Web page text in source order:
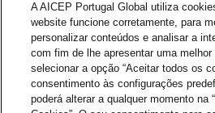
A AICEP Portugal Global utiliza
website funcione corretamente, para
personalizar conteúdos e analisar a
com fim de lhe apresentar uma
selecionar a opção “Aceitar todos os
consentimento às configurações
poderá alterar a qualquer momento na